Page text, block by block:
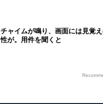
チャイムが鳴り、画面には見覚
性が。用件を聞くと